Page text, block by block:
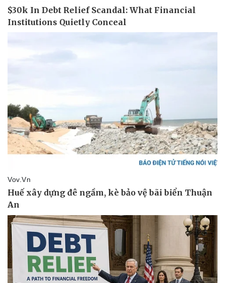
Doanh nghiệp
Thông tin doanh nghiệp
Doanh nghiệp 24h
Vì cộng đồng
Sành điệu
Chuyển đổi số